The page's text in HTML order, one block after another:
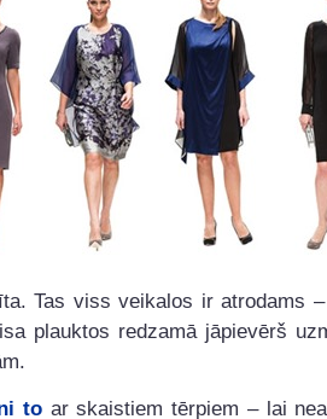
Tas viss veikalos ir atrodams
plauktos redzamā jāpievērš
toar skaistiem tērpiem – lai